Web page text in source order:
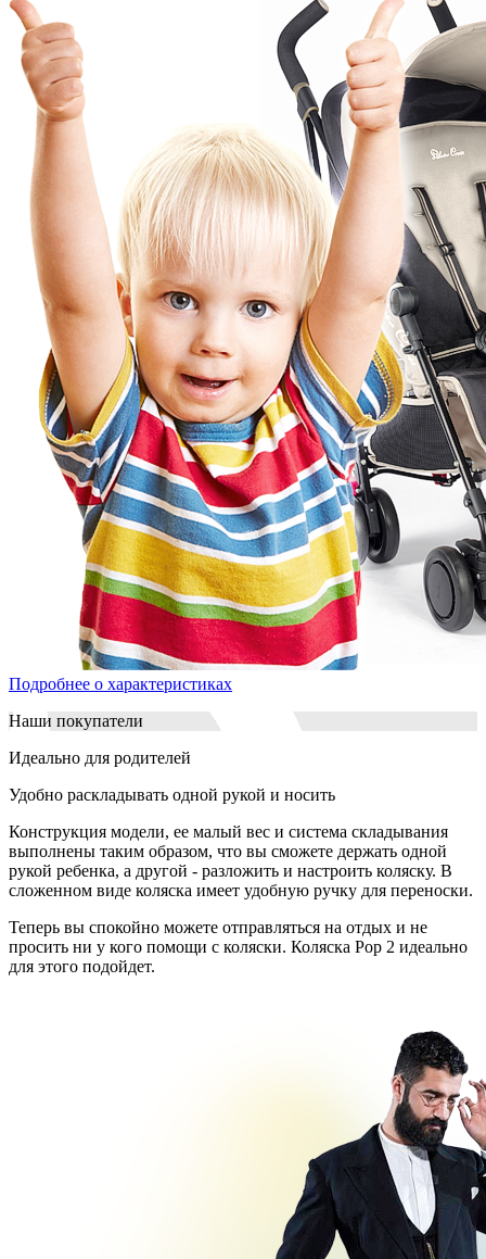
Подробнее о характеристиках
Наши покупатели
Идеально для родителей
Удобно раскладывать одной рукой и носить
Конструкция модели, ее малый вес и система складывания
выполнены таким образом, что вы сможете держать одной
рукой ребенка, а другой - разложить и настроить коляску. В
сложенном виде коляска имеет удобную ручку для переноски.
Теперь вы спокойно можете отправляться на отдых и не
просить ни у кого помощи с коляски. Коляска Pop 2 идеально
для этого подойдет.